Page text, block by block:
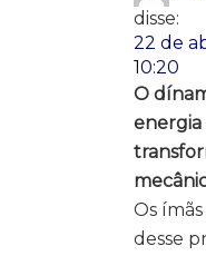
disse:
22 de
10:20
O
energia
Os
desse